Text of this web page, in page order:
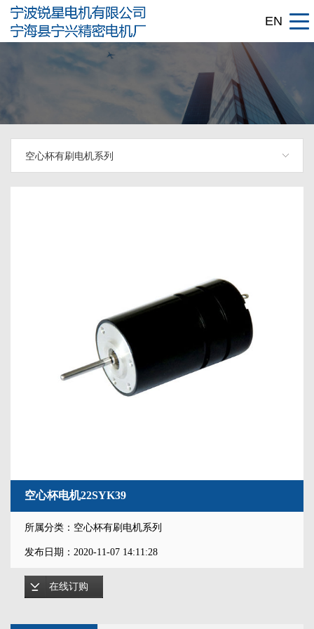
EN
空心杯有刷电机系列
空心杯电机22SYK39
所属分类：空心杯有刷电机系列
发布日期：2020-11-07 14:11:28
在线订购